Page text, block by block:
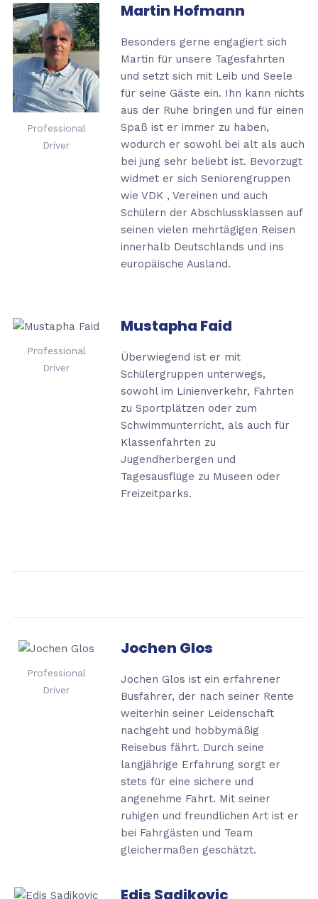
Professional
Driver
Martin Hofmann
Besonders gerne engagiert sich
Martin für unsere Tagesfahrten
und setzt sich mit Leib undSeele
für seine Gäste ein. Ihn kann nichts
aus der Ruhe bringen und für einen
Spaß ist erimmer zu haben,
wodurch er sowohl bei alt als auch
bei jung sehr beliebt ist. Bevorzugt
widmet er sich Seniorengruppen
wie VDK , Vereinen und auch
Schülern der Abschlussklassen auf
seinen vielen mehrtägigen Reisen
innerhalb Deutschlands und ins
europäische Ausland.
Professional
Driver
Mustapha Faid
Überwiegend ist er mit
Schülergruppen unterwegs,
sowohl im Linienverkehr, Fahrten
zuSportplätzen oder zum
Schwimmunterricht, als auch für
Klassenfahrten zu
Jugendherbergenund
Tagesausflüge zu Museen oder
Freizeitparks.
Professional
Driver
Jochen Glos
Jochen Glos ist ein erfahrener
Busfahrer, der nach seiner Rente
weiterhin seiner Leidenschaft
nachgeht und hobbymäßig
Reisebus fährt. Durch seine
langjährige Erfahrung sorgt er
stets für eine sichere und
angenehme Fahrt. Mit seiner
ruhigen und freundlichen Art ist er
bei Fahrgästen und Team
gleichermaßen geschätzt.
Edis Sadikovic